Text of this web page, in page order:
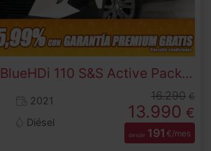
BlueHDi 110 S&S Active Pack 81 kW (110 CV)
2021
Diésel
16.290 €
13.990 €
desde 191 €/mes